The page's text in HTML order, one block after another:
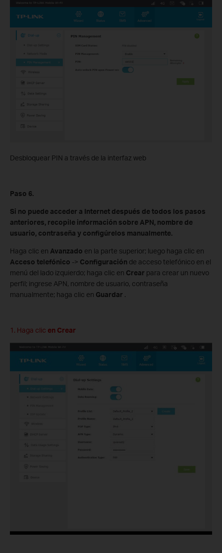
Desbloquear PIN a través de la interfaz web
Paso 6.
Si no puede acceder a Internet después de todos los pasos
anteriores, recopile información sobre APN, nombre de
usuario, contraseña y configúrelos manualmente.
Haga clic en Avanzado en la parte superior; luego haga clic en
Acceso telefónico -> Configuración de acceso telefónico en el
menú del lado izquierdo; haga clic en Crear para crear un nuevo
perfil; ingrese APN, nombre de usuario, contraseña
manualmente; haga clic en Guardar .
1. Haga clic en Crear